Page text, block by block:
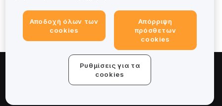
Πληροφορίες για
Αποδοχή όλων των
cookies
Απόρριψη
πρόσθετων
cookies
Ρυθμίσεις για τα
cookies